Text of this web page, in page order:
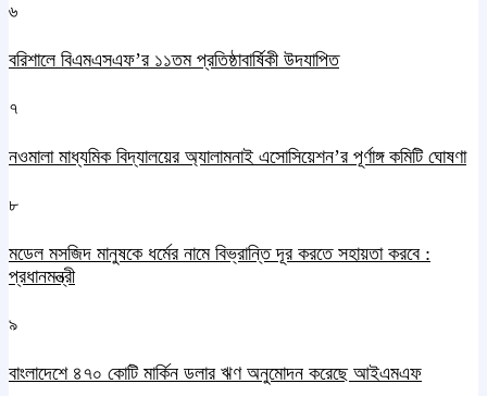
৬
বরিশালে বিএমএসএফ’র ১১তম প্রতিষ্ঠাবার্ষিকী উদযাপিত
৭
নওমালা মাধ্যমিক বিদ্যালয়ের অ্যালামনাই এসোসিয়েশন’র পূর্ণাঙ্গ কমিটি ঘোষণা
৮
মডেল মসজিদ মানুষকে ধর্মের নামে বিভ্রান্তি দূর করতে সহায়তা করবে :
প্রধানমন্ত্রী
৯
বাংলাদেশে ৪৭০ কোটি মার্কিন ডলার ঋণ অনুমোদন করেছে আইএমএফ